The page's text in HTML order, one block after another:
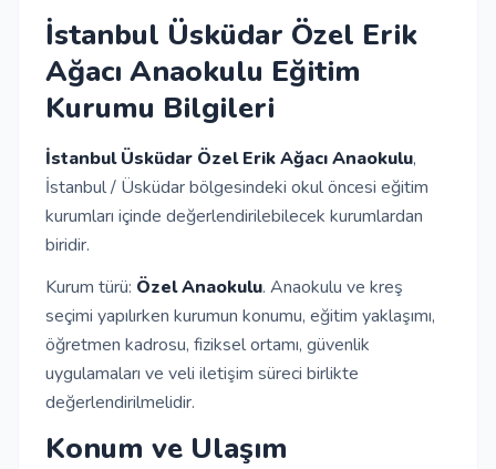
Giriş Yap
Kayıt Ol
Okul Ekle
İstanbul Üsküdar Özel Erik
Ağacı Anaokulu Eğitim
Kurumu Bilgileri
İstanbul Üsküdar Özel Erik Ağacı Anaokulu,
İstanbul / Üsküdar bölgesindeki okul öncesi eğitim
kurumları içinde değerlendirilebilecek kurumlardan
biridir.
Kurum türü: Özel Anaokulu. Anaokulu ve kreş
seçimi yapılırken kurumun konumu, eğitim yaklaşımı,
öğretmen kadrosu, fiziksel ortamı, güvenlik
uygulamaları ve veli iletişim süreci birlikte
değerlendirilmelidir.
Konum ve Ulaşım